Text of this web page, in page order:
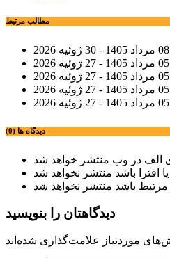
مطالب مرتبط
08 مرداد 1405 - 30 ژوئیه 2026
05 مرداد 1405 - 27 ژوئیه 2026
05 مرداد 1405 - 27 ژوئیه 2026
05 مرداد 1405 - 27 ژوئیه 2026
05 مرداد 1405 - 27 ژوئیه 2026
دیدگاه ها (0)
دیدگاهتان را بنویسید